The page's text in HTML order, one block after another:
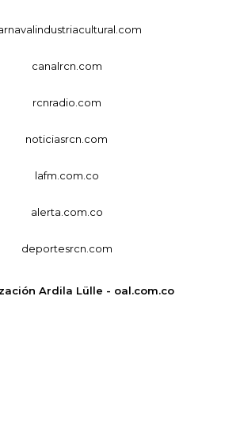
canalrcn.com
rcnradio.com
noticiasrcn.com
lafm.com.co
alerta.com.co
deportesrcn.com
Ardila Lülle - oal.com.co